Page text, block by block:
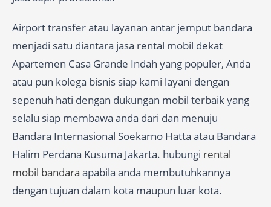
Airport transfer atau layanan antar jemput bandara
menjadi satu diantara jasa rental mobil dekat
Apartemen Casa Grande Indah yang populer, Anda
atau pun kolega bisnis siap kami layani dengan
sepenuh hati dengan dukungan mobil terbaik yang
selalu siap membawa anda dari dan menuju
Bandara Internasional Soekarno Hatta atau Bandara
Halim Perdana Kusuma Jakarta. hubungi rental
mobil bandara apabila anda membutuhkannya
dengan tujuan dalam kota maupun luar kota.